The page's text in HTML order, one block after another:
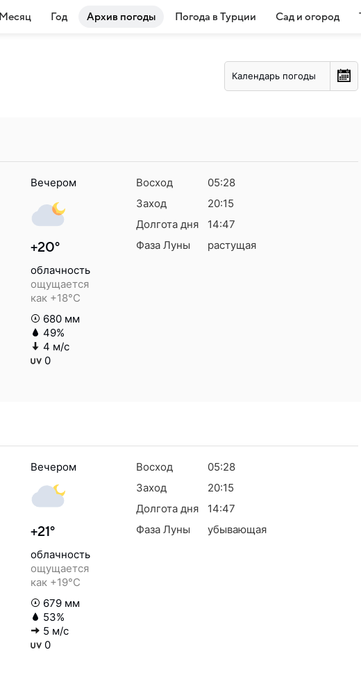
Месяц Год Архив погоды Погода в Турции Сад и огород
Календарь погоды
Вечером
+20°
облачность
ощущается
как +18°C
680 мм
49%
4 м/с
0
Восход
05:28
Заход
20:15
Долгота дня
14:47
Фаза Луны
растущая
Вечером
+21°
облачность
ощущается
как +19°C
679 мм
53%
5 м/с
0
Восход
05:28
Заход
20:15
Долгота дня
14:47
Фаза Луны
убывающая